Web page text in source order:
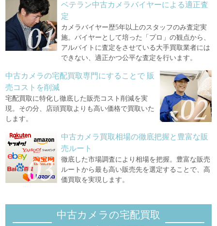
ベテラン中古カメラバイヤーによる適正査
定
カメラバイヤー歴5年以上のスタッフのみ査定実
施。バイヤーとして培った「プロ」の観点から、
アルバイトに査定をさせている大手買取業者には
できない、適正かつ公平な査定を行います。
中古カメラの宅配買取専門にすることで 販
売コストを削減
宅配買取に特化し徹底した販売コスト削減を実
現。その分、店頭買取よりも高い価格で買取いた
します。
中古カメラ買取相場の徹底把握と豊富な販
売ルート
徹底した市場調査により相場を把握。豊富な販売
ルートから最も高い販売先を選定することで、高
価買取を実現します。
中古カメラの宅配買取